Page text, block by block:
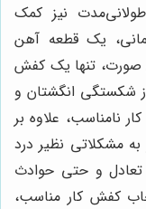
نیز کمک
یک قطعه آهن
صورت، تنها یک کفش
از شکستگی انگشتان و
علاوه بر
مشکلاتی نظیر درد
تعادل و حتی حوادث
کفش کار مناسب،